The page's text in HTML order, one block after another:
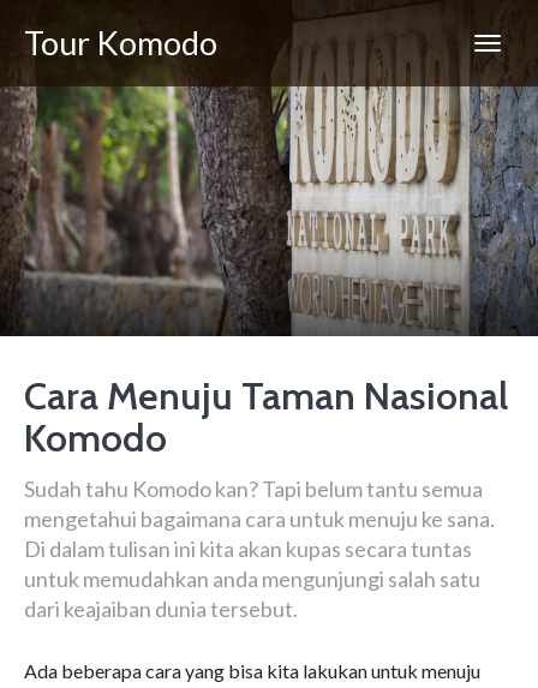
Tour Komodo
Cara Menuju Taman Nasional
Komodo
Sudah tahu Komodo kan? Tapi belum tantu semua
mengetahui bagaimana cara untuk menuju ke sana.
Di dalam tulisan ini kita akan kupas secara tuntas
untuk memudahkan anda mengunjungi salah satu
dari keajaiban dunia tersebut.
Ada beberapa cara yang bisa kita lakukan untuk menuju